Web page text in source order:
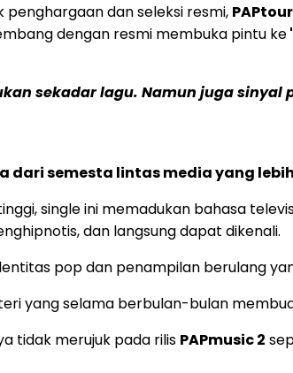
penghargaan dan seleksi resmi, PAPtour
dengan resmi membuka pintu ke
bukan sekadar lagu. Namun juga
dari semesta lintas media yang
single ini memadukan bahasa
dan langsung dapat dikenali.
pop dan penampilan berulang
yang selama berbulan-bulan
tidak merujuk pada rilis PAPmusic 2